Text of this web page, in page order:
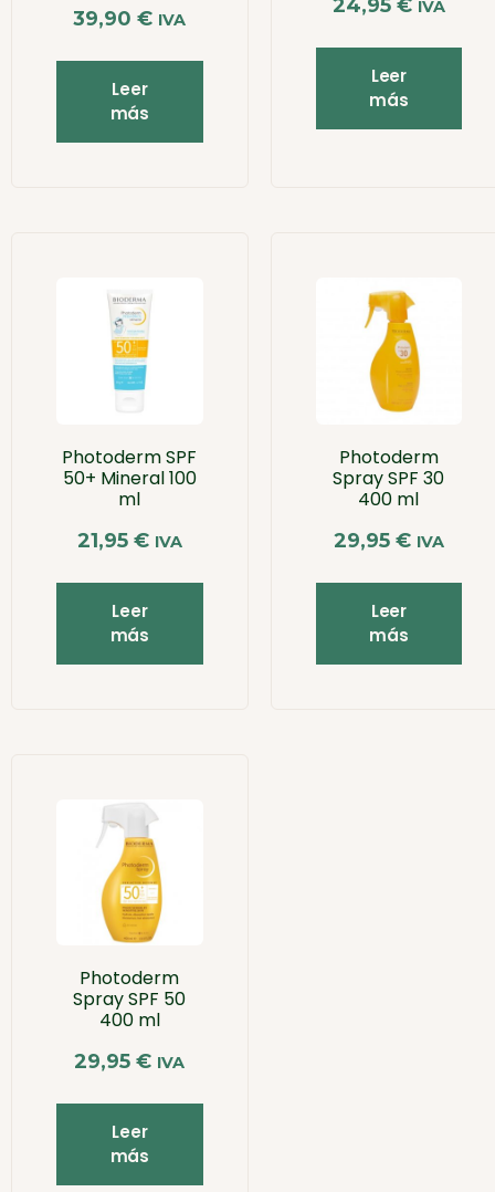
39,90€ IVA
Leer
más
24,95 € IVA
Leer
más
Photoderm SPF
50+ Mineral 100
ml
21,95 € IVA
Leer
más
Photoderm
Spray SPF 30
400 ml
29,95 € IVA
Leer
más
Photoderm
Spray SPF 50
400 ml
29,95€ IVA
Leer
más